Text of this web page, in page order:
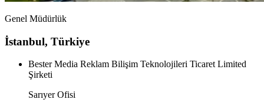
Genel Müdürlük
İstanbul, Türkiye
Bester Media Reklam Bilişim Teknolojileri Ticaret Limited
Şirketi
Sarıyer Ofisi